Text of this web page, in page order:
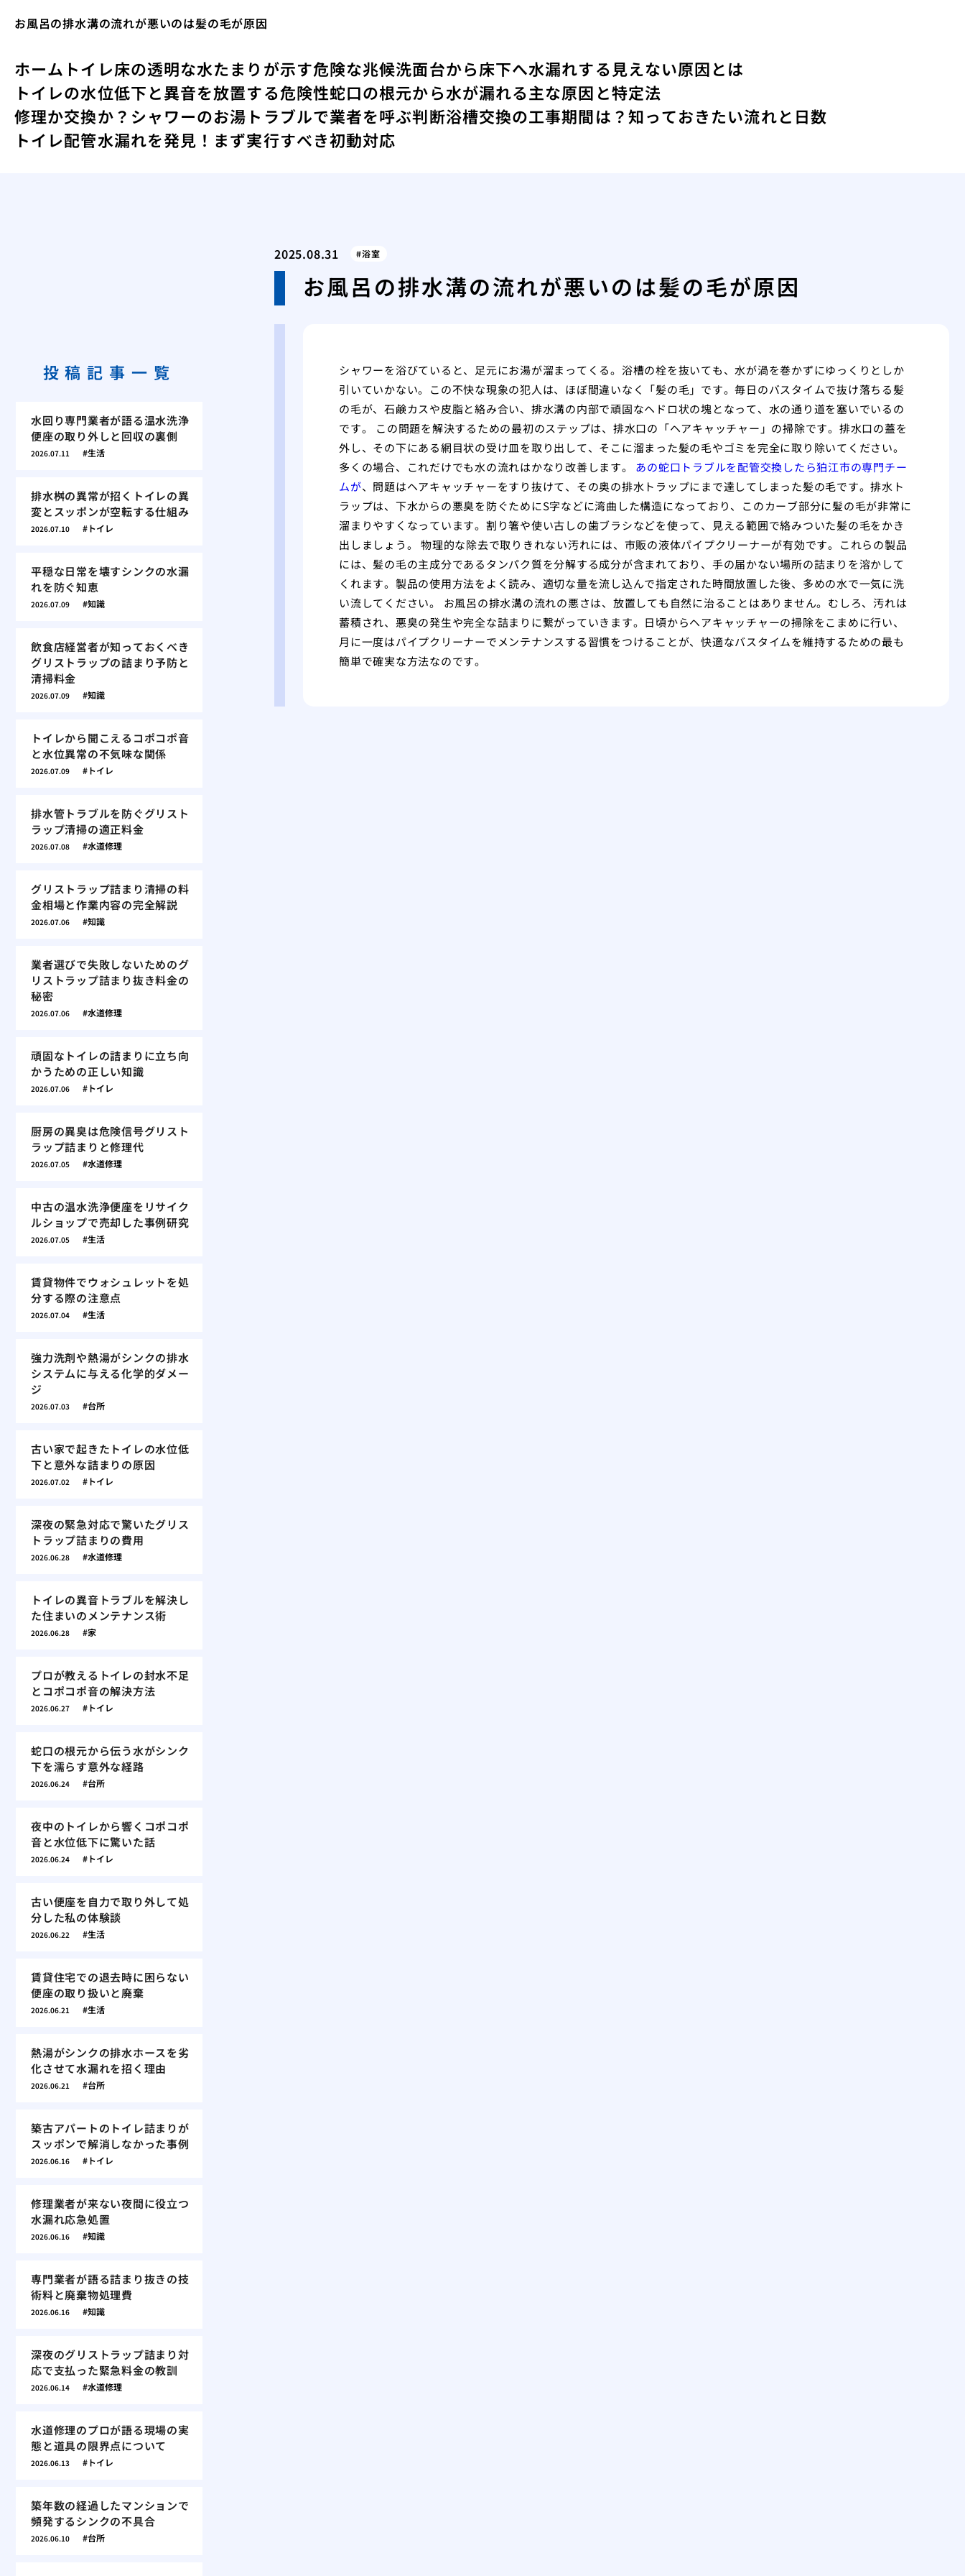
お風呂の排水溝の流れが悪いのは髪の毛が原因
ホーム トイレ床の透明な水たまりが示す危険な兆候洗面台から床下へ水漏れする見えない原因とは
トイレの水位低下と異音を放置する危険性蛇口の根元から水が漏れる主な原因と特定法
修理か交換か？シャワーのお湯トラブルで業者を呼ぶ判断浴槽交換の工事期間は？知っておきたい流れと日数
トイレ配管水漏れを発見！まず実行すべき初動対応
2025.08.31 浴室
お風呂の排水溝の流れが悪いのは髪の毛が原因
シャワーを浴びていると、足元にお湯が溜まってくる。浴槽の栓を抜いても、水が渦を巻かずにゆっくりとしか
引いていかない。この不快な現象の犯人は、ほぼ間違いなく「髪の毛」です。毎日のバスタイムで抜け落ちる髪
の毛が、石鹸カスや皮脂と絡み合い、排水溝の内部で頑固なヘドロ状の塊となって、水の通り道を塞いでいるの
です。 この問題を解決するための最初のステップは、排水口の「ヘアキャッチャー」の掃除です。排水口の蓋を
外し、その下にある網目状の受け皿を取り出して、そこに溜まった髪の毛やゴミを完全に取り除いてください。
多くの場合、これだけでも水の流れはかなり改善します。 あの蛇口トラブルを配管交換したら狛江市の専門チー
ムが、問題はヘアキャッチャーをすり抜けて、その奥の排水トラップにまで達してしまった髪の毛です。排水ト
ラップは、下水からの悪臭を防ぐためにS字などに湾曲した構造になっており、このカーブ部分に髪の毛が非常に
溜まりやすくなっています。割り箸や使い古しの歯ブラシなどを使って、見える範囲で絡みついた髪の毛をかき
出しましょう。 物理的な除去で取りきれない汚れには、市販の液体パイプクリーナーが有効です。これらの製品
には、髪の毛の主成分であるタンパク質を分解する成分が含まれており、手の届かない場所の詰まりを溶かして
くれます。製品の使用方法をよく読み、適切な量を流し込んで指定された時間放置した後、多めの水で一気に洗
い流してください。 お風呂の排水溝の流れの悪さは、放置しても自然に治ることはありません。むしろ、汚れは
蓄積され、悪臭の発生や完全な詰まりに繋がっていきます。日頃からヘアキャッチャーの掃除をこまめに行い、
月に一度はパイプクリーナーでメンテナンスする習慣をつけることが、快適なバスタイムを維持するための最も
簡単で確実な方法なのです。
投稿記事一覧
水回り専門業者が語る温水洗浄
便座の取り外しと回収の裏側
2026.07.11 生活
排水桝の異常が招くトイレの異
変とスッポンが空転する仕組み
2026.07.10 トイレ
平穏な日常を壊すシンクの水漏
れを防ぐ知恵
2026.07.09 知識
飲食店経営者が知っておくべき
グリストラップの詰まり予防と
清掃料金
2026.07.09 知識
トイレから聞こえるコポコポ音
と水位異常の不気味な関係
2026.07.09 トイレ
排水管トラブルを防ぐグリスト
ラップ清掃の適正料金
2026.07.08 水道修理
グリストラップ詰まり清掃の料
金相場と作業内容の完全解説
2026.07.06 知識
業者選びで失敗しないためのグ
リストラップ詰まり抜き料金の
秘密
2026.07.06 水道修理
頑固なトイレの詰まりに立ち向
かうための正しい知識
2026.07.06 トイレ
厨房の異臭は危険信号グリスト
ラップ詰まりと修理代
2026.07.05 水道修理
中古の温水洗浄便座をリサイク
ルショップで売却した事例研究
2026.07.05 生活
賃貸物件でウォシュレットを処
分する際の注意点
2026.07.04 生活
強力洗剤や熱湯がシンクの排水
システムに与える化学的ダメー
ジ
2026.07.03 台所
古い家で起きたトイレの水位低
下と意外な詰まりの原因
2026.07.02 トイレ
深夜の緊急対応で驚いたグリス
トラップ詰まりの費用
2026.06.28 水道修理
トイレの異音トラブルを解決し
た住まいのメンテナンス術
2026.06.28 家
プロが教えるトイレの封水不足
とコポコポ音の解決方法
2026.06.27 トイレ
蛇口の根元から伝う水がシンク
下を濡らす意外な経路
2026.06.24 台所
夜中のトイレから響くコポコポ
音と水位低下に驚いた話
2026.06.24 トイレ
古い便座を自力で取り外して処
分した私の体験談
2026.06.22 生活
賃貸住宅での退去時に困らない
便座の取り扱いと廃棄
2026.06.21 生活
熱湯がシンクの排水ホースを劣
化させて水漏れを招く理由
2026.06.21 台所
築古アパートのトイレ詰まりが
スッポンで解消しなかった事例
2026.06.16 トイレ
修理業者が来ない夜間に役立つ
水漏れ応急処置
2026.06.16 知識
専門業者が語る詰まり抜きの技
術料と廃棄物処理費
2026.06.16 知識
深夜のグリストラップ詰まり対
応で支払った緊急料金の教訓
2026.06.14 水道修理
水道修理のプロが語る現場の実
態と道具の限界点について
2026.06.13 トイレ
築年数の経過したマンションで
頻発するシンクの不具合
2026.06.10 台所